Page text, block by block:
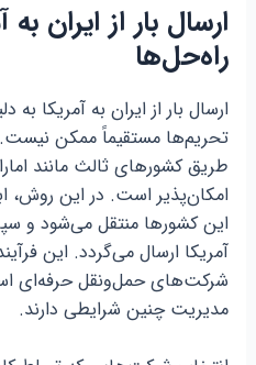
ارسال بار از ایران
راه‌حل‌ها
ارسال بار از ایران به آمریکا
تحریم‌ها مستقیماً ممکن نیست.
طریق کشورهای ثالث مانند
امکان‌پذیر است. در این روش،
این کشورها منتقل می‌شود و
آمریکا ارسال می‌گردد. این
شرکت‌های حمل‌ونقل حرفه‌ای
مدیریت چنین شرایطی دارند.